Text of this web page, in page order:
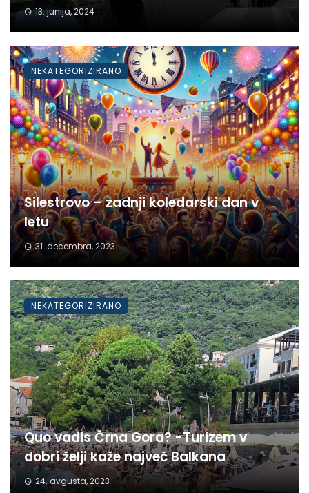
13. junija, 2024
Silestrovo – zadnji koledarski dan v
letu
31. decembra, 2023
NEKATEGORIZIRANO
Quo vadis Črna Gora? -Turizem v
dobri želji kaže največ Balkana
24. avgusta, 2023
NEKATEGORIZIRANO